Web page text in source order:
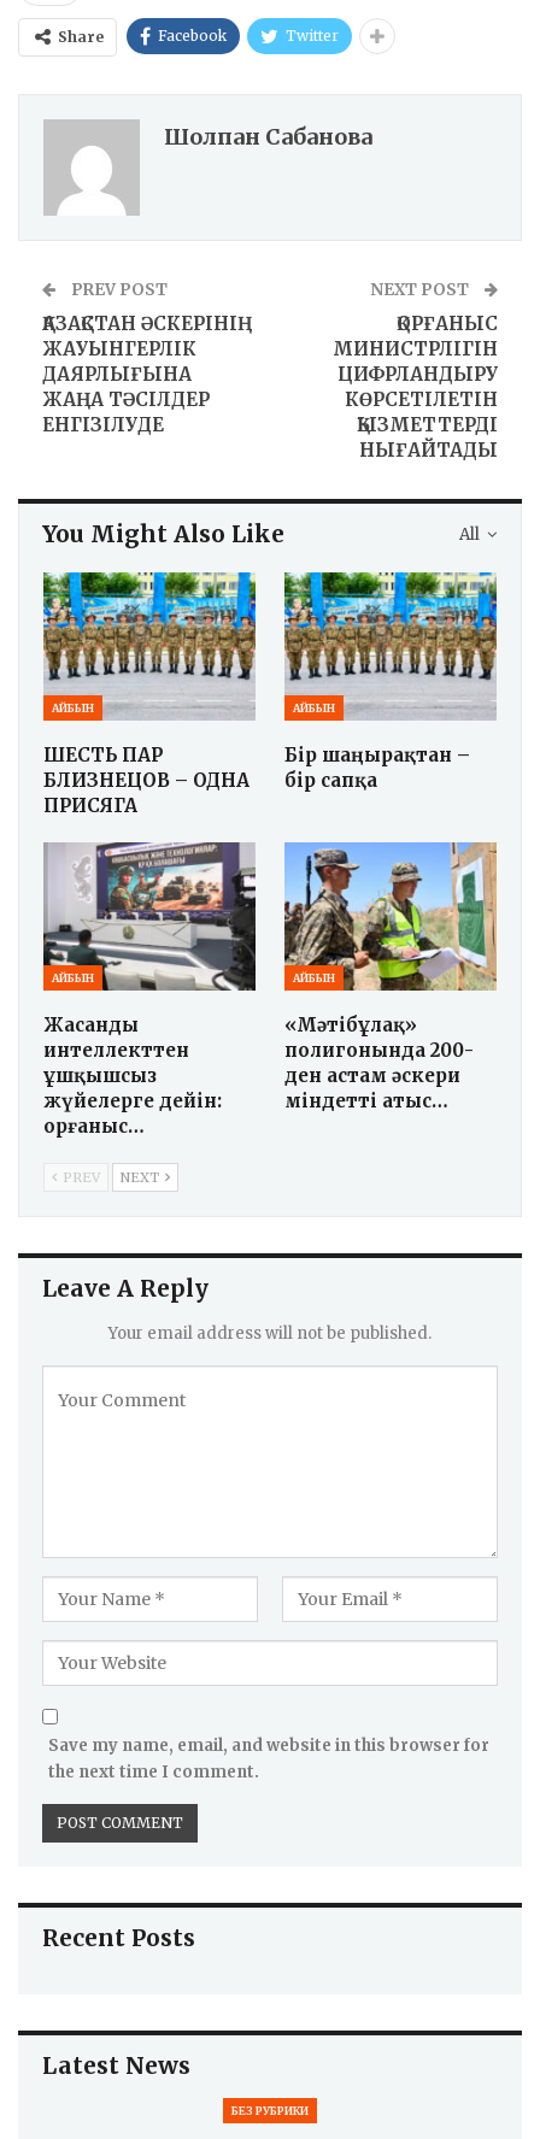
Share Facebook Twitter
Шолпан Сабанова
PREV POST
ҚАЗАҚСТАН ӘСКЕРІНІҢ
ЖАУЫНГЕРЛІК
ДАЯРЛЫҒЫНА
ЖАҢА ТӘСІЛДЕР
ЕНГІЗІЛУДЕ
NEXT POST
ҚОРҒАНЫС
МИНИСТРЛІГІН
ЦИФРЛАНДЫРУ
КӨРСЕТІЛЕТІН
ҚЫЗМЕТТЕРДІ
НЫҒАЙТАДЫ
All
You Might Also Like
АЙБЫН
ШЕСТЬ ПАР
БЛИЗНЕЦОВ – ОДНА
ПРИСЯГА
АЙБЫН
Бір шаңырақтан –
бір сапқа
АЙБЫН
Жасанды
интеллекттен
ұшқышсыз
жүйелерге дейін:
Қорғаныс…
АЙБЫН
«Мәтібұлақ»
полигонында 200-
ден астам әскери
міндетті атыс…
PREV NEXT
Leave A Reply
Your email address will not be published.
Save my name, email, and website in this browser for
the next time I comment.
Recent Posts
Latest News
БЕЗ РУБРИКИ